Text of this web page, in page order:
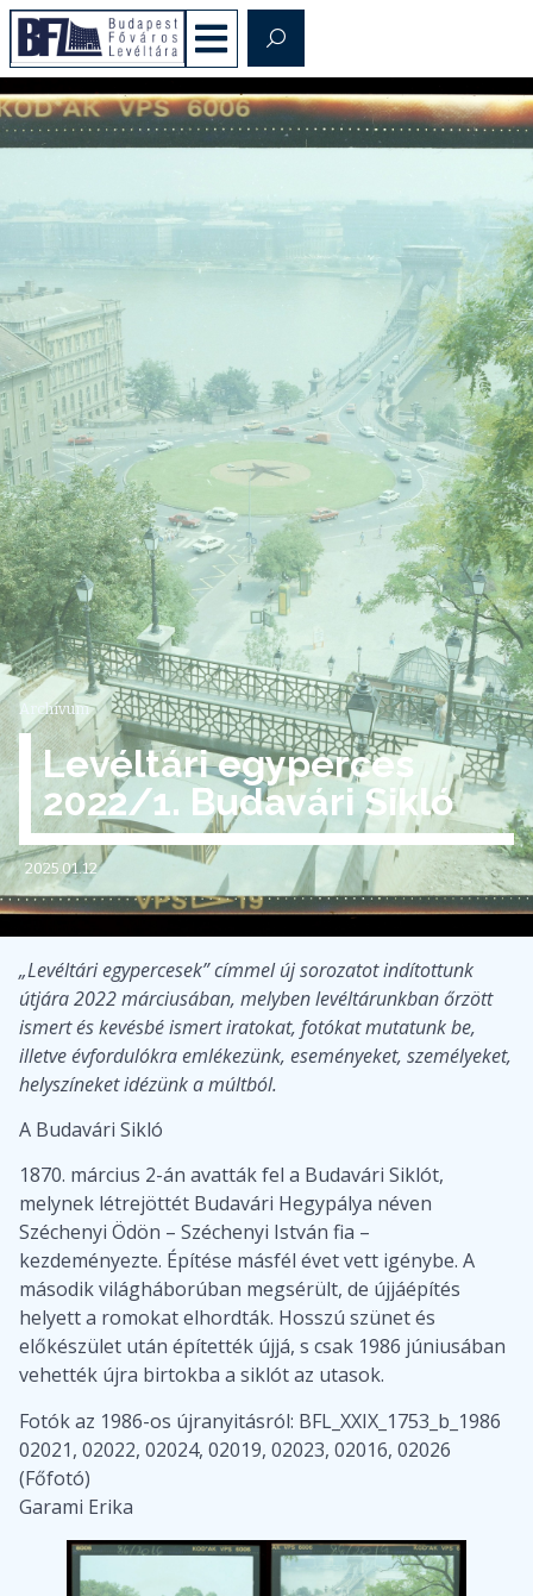
Archívum
Levéltári egyperces
2022/1. Budavári Sikló
2025.01.12
„Levéltári egypercesek” címmel új sorozatot indítottunk
útjára 2022 márciusában, melyben levéltárunkban őrzött
ismert és kevésbé ismert iratokat, fotókat mutatunk be,
illetve évfordulókra emlékezünk, eseményeket, személyeket,
helyszíneket idézünk a múltból.
A Budavári Sikló
1870. március 2-án avatták fel a Budavári Siklót,
melynek létrejöttét Budavári Hegypálya néven
Széchenyi Ödön – Széchenyi István fia –
kezdeményezte. Építése másfél évet vett igénybe. A
második világháborúban megsérült, de újjáépítés
helyett a romokat elhordták. Hosszú szünet és
előkészület után építették újjá, s csak 1986 júniusában
vehették újra birtokba a siklót az utasok.
Fotók az 1986-os újranyitásról: BFL_XXIX_1753_b_1986
02021, 02022, 02024, 02019, 02023, 02016, 02026
(Főfotó)
Garami Erika